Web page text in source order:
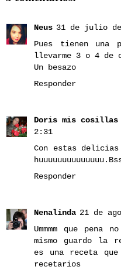
Neus 31 de julio
Pues tienen una
llevarme 3 o 4 de
Un besazo
Responder
Doris mis cosillas
2:31
Con estas
Responder
Nenalinda 21 de
Ummmm que
mismo guardo la
es una receta
recetarios